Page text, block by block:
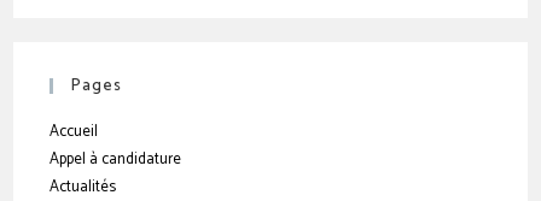
Pages
Accueil
Appel à candidature
Actualités